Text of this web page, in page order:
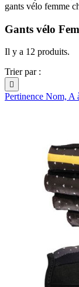
gants vélo femme
Gants vélo
Il y a 12 produits.
Trier par :

Pertinence Nom, A